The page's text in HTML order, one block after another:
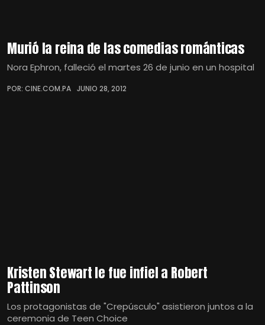
Murió la reina de las comedias románticas
Nora Ephron, falleció el martes 26 de junio en un hospital
POR: CINE.COM.PA JUNIO 28, 2012
Kristen Stewart le fue infiel a Robert
Pattinson
Los protagonistas de "Crepúsculo" asistieron juntos a la
ceremonia de Teen Choice